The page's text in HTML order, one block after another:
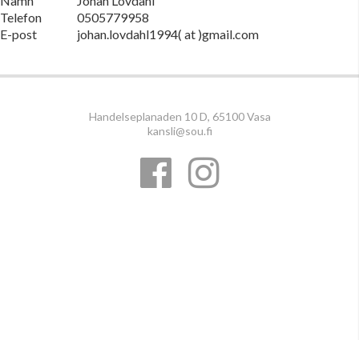
Telefon
0505779958
E-post
johan.lovdahl1994( at )gmail.com
Handelseplanaden 10 D, 65100 Vasa
kansli@sou.fi